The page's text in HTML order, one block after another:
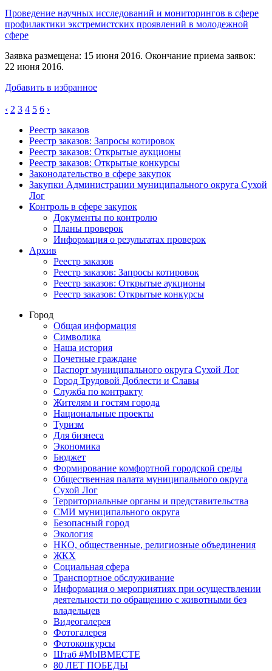
Проведение научных исследований и мониторингов в сфере
профилактики экстремистских проявлений в молодежной
сфере
Заявка размещена: 15 июня 2016. Окончание приема заявок:
22 июня 2016.
Добавить в избранное
‹ 2 3 4 5 6 ›
Реестр заказов
Реестр заказов: Запросы котировок
Реестр заказов: Открытые аукционы
Реестр заказов: Открытые конкурсы
Законодательство в сфере закупок
Закупки Администрации муниципального округа Сухой
Лог
Контроль в сфере закупок
Документы по контролю
Планы проверок
Информация о результатах проверок
Архив
Реестр заказов
Реестр заказов: Запросы котировок
Реестр заказов: Открытые аукционы
Реестр заказов: Открытые конкурсы
Город
Общая информация
Символика
Наша история
Почетные граждане
Паспорт муниципального округа Сухой Лог
Город Трудовой Доблести и Славы
Служба по контракту
Жителям и гостям города
Национальные проекты
Туризм
Для бизнеса
Экономика
Бюджет
Формирование комфортной городской среды
Общественная палата муниципального округа
Сухой Лог
Территориальные органы и представительства
СМИ муниципального округа
Безопасный город
Экология
НКО, общественные, религиозные объединения
ЖКХ
Социальная сфера
Транспортное обслуживание
Информация о мероприятиях при осуществлении
деятельности по обращению с животными без
владельцев
Видеогалерея
Фотогалерея
Фотоконкурсы
Штаб #MbIBMECTE
80 ЛЕТ ПОБЕДЫ